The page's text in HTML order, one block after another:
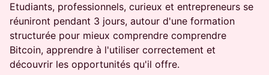
Etudiants, professionnels, curieux et entrepreneurs se
réuniront pendant 3 jours, autour d'une formation
structurée pour mieux comprendre comprendre
Bitcoin, apprendre à l'utiliser correctement et
découvrir les opportunités qu'il offre.